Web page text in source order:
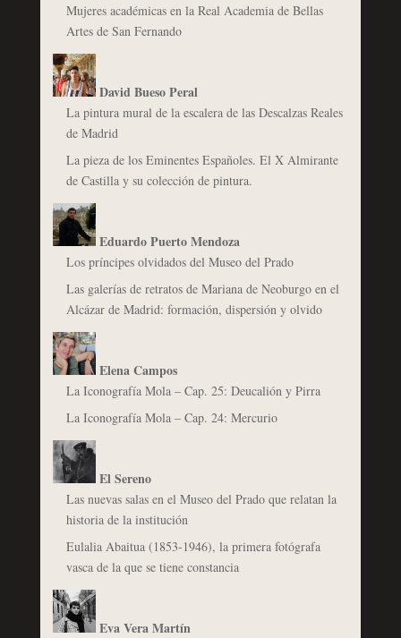
Mujeres académicas en la Real Academia de Bellas
Artes de San Fernando
David Bueso Peral
La pintura mural de la escalera de las Descalzas Reales
de Madrid
La pieza de los Eminentes Españoles. El X Almirante
de Castilla y su colección de pintura.
Eduardo Puerto Mendoza
Los príncipes olvidados del Museo del Prado
Las galerías de retratos de Mariana de Neoburgo en el
Alcázar de Madrid: formación, dispersión y olvido
Elena Campos
La Iconografía Mola – Cap. 25: Deucalión y Pirra
La Iconografía Mola – Cap. 24: Mercurio
El Sereno
Las nuevas salas en el Museo del Prado que relatan la
historia de la institución
Eulalia Abaitua (1853-1946), la primera fotógrafa
vasca de la que se tiene constancia
Eva Vera Martín